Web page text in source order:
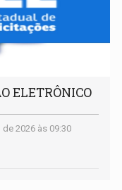
ELETRÔNICO
2026 às 09:30